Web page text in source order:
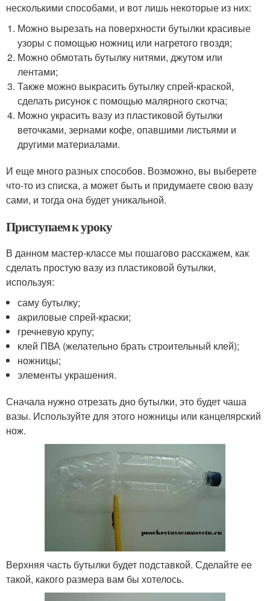
несколькими способами, и вот лишь некоторые из них:
Можно вырезать на поверхности бутылки красивые
узоры с помощью ножниц или нагретого гвоздя;
Можно обмотать бутылку нитями, джутом или
лентами;
Также можно выкрасить бутылку спрей-краской,
сделать рисунок с помощью малярного скотча;
Можно украсить вазу из пластиковой бутылки
веточками, зернами кофе, опавшими листьями и
другими материалами.
И еще много разных способов. Возможно, вы выберете
что-то из списка, а может быть и придумаете свою вазу
сами, и тогда она будет уникальной.
Приступаем к уроку
В данном мастер-классе мы пошагово расскажем, как
сделать простую вазу из пластиковой бутылки,
используя:
саму бутылку;
акриловые спрей-краски;
гречневую крупу;
клей ПВА (желательно брать строительный клей);
ножницы;
элементы украшения.
Сначала нужно отрезать дно бутылки, это будет чаша
вазы. Используйте для этого ножницы или канцелярский
нож.
Верхняя часть бутылки будет подставкой. Сделайте ее
такой, какого размера вам бы хотелось.